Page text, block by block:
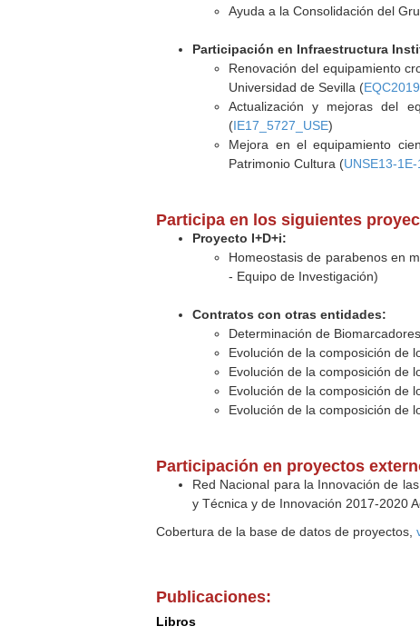
Ayuda a la Consolidación del
Participación en Infraestructura
Renovación del equipamiento
Universidad de Sevilla (
Actualización y mejoras del
(IE17_5727_USE)
Mejora en el equipamiento
Patrimonio Cultura (UNSE13-
Participa en los siguientes
Proyecto I+D+i:
Homeostasis de parabenos en
- Equipo de Investigación)
Contratos con otras entidades:
Determinación de
Evolución de la composición de
Evolución de la composición de
Evolución de la composición de
Evolución de la composición de
Participación en proyectos
Red Nacional para la Innovación de
y Técnica y de Innovación 2017-2020
Cobertura de la base de datos de proyectos,
Publicaciones:
Libros